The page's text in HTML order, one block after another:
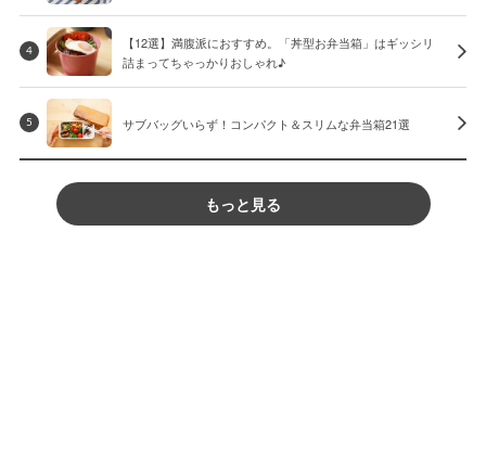
4
【12選】満腹派におすすめ。「丼型お弁当箱」はギッシリ
詰まってちゃっかりおしゃれ♪
5 サブバッグいらず！コンパクト＆スリムな弁当箱21選
もっと見る